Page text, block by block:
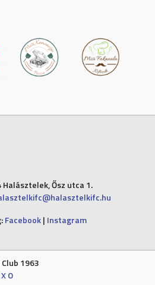
Ősz utca 1.
Facebook| Instagram
1963
O